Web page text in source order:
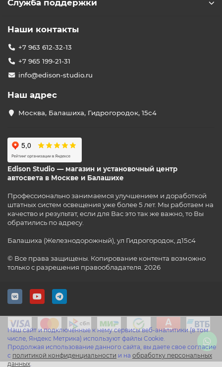
Наш сайт и подключенные к нему сервисы веб-аналитики (в том
числе, Яндекс Метрика) используют файлы Cookie.
Продолжая использование данного сайта, вы даете свое согласие
с политикой конфиденциальности и на обработку персональных
данных.
Служба поддержки
Наши контакты
+7 963 612-32-13
+7 965 199-21-31
info@edison-studio.ru
Наш адрес
Москва, Балашиха, Гидрогородок, 15с4
Edison Studio — магазин и установочный центр
автосвета в Москве и Балашихе
Профессионально занимаемся улучшением и доработкой
штатных систем освещения уже более 5 лет. Мы работаем на
качество и результат, если для Вас это так же важно, то Вы
обратились по адресу.
Балашиха (Железнодорожный), ул Гидрогородок, д15с4
© Все права защищены. Копирование контента возможно
только с разрешения правообладателя. 2026